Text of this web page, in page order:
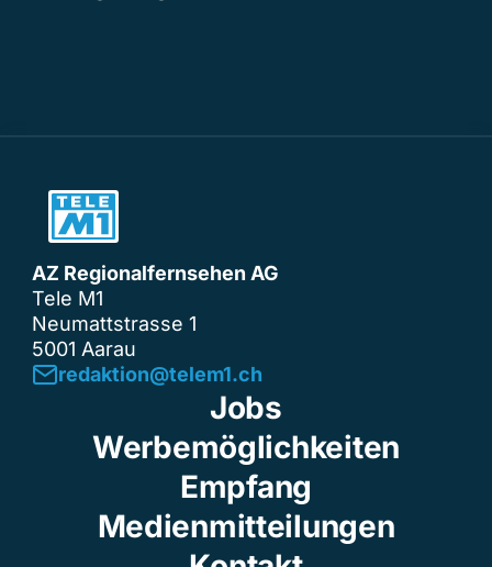
AZ Regionalfernsehen AG
Tele M1
Neumattstrasse 1
5001 Aarau
redaktion@telem1.ch
Jobs
Werbemöglichkeiten
Empfang
Medienmitteilungen